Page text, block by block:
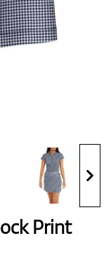
Print